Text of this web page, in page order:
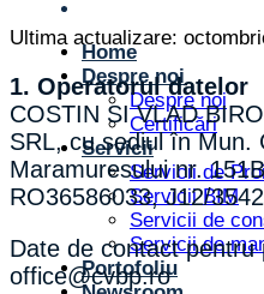
Home
Despre noi
Despre noi
Certificări
Servicii
Servicii de
Servicii BIM
Servicii de
Servicii de
Portofoliu
Ultima actualizare:
1. Operatorul datelor
COSTIN SI VLAD
SRL, cu sediul în Mun.
Maramuresului nr.
RO36586033, J12/
Date de contact pentru
office@cvbp.ro